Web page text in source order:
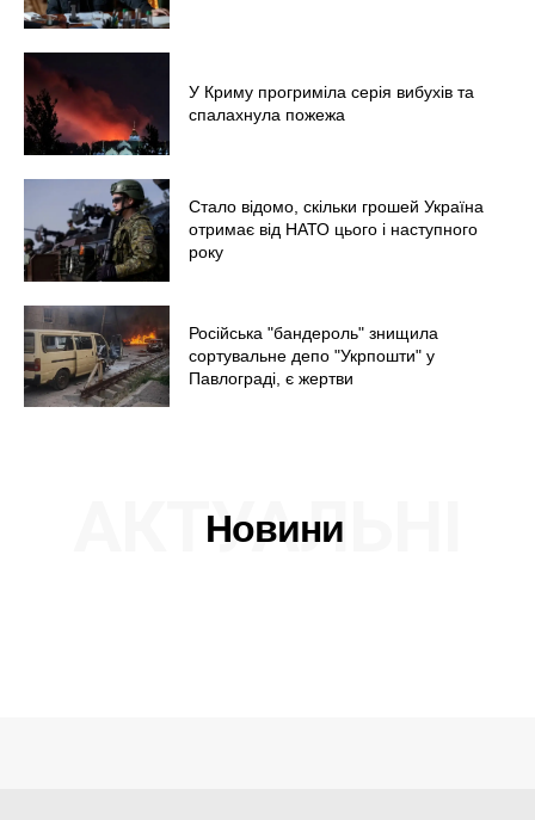
У Криму прогриміла серія вибухів та
спалахнула пожежа
Стало відомо, скільки грошей Україна
отримає від НАТО цього і наступного
року
Російська "бандероль" знищила
сортувальне депо "Укрпошти" у
Павлограді, є жертви
Новини
АКТУАЛЬНІ